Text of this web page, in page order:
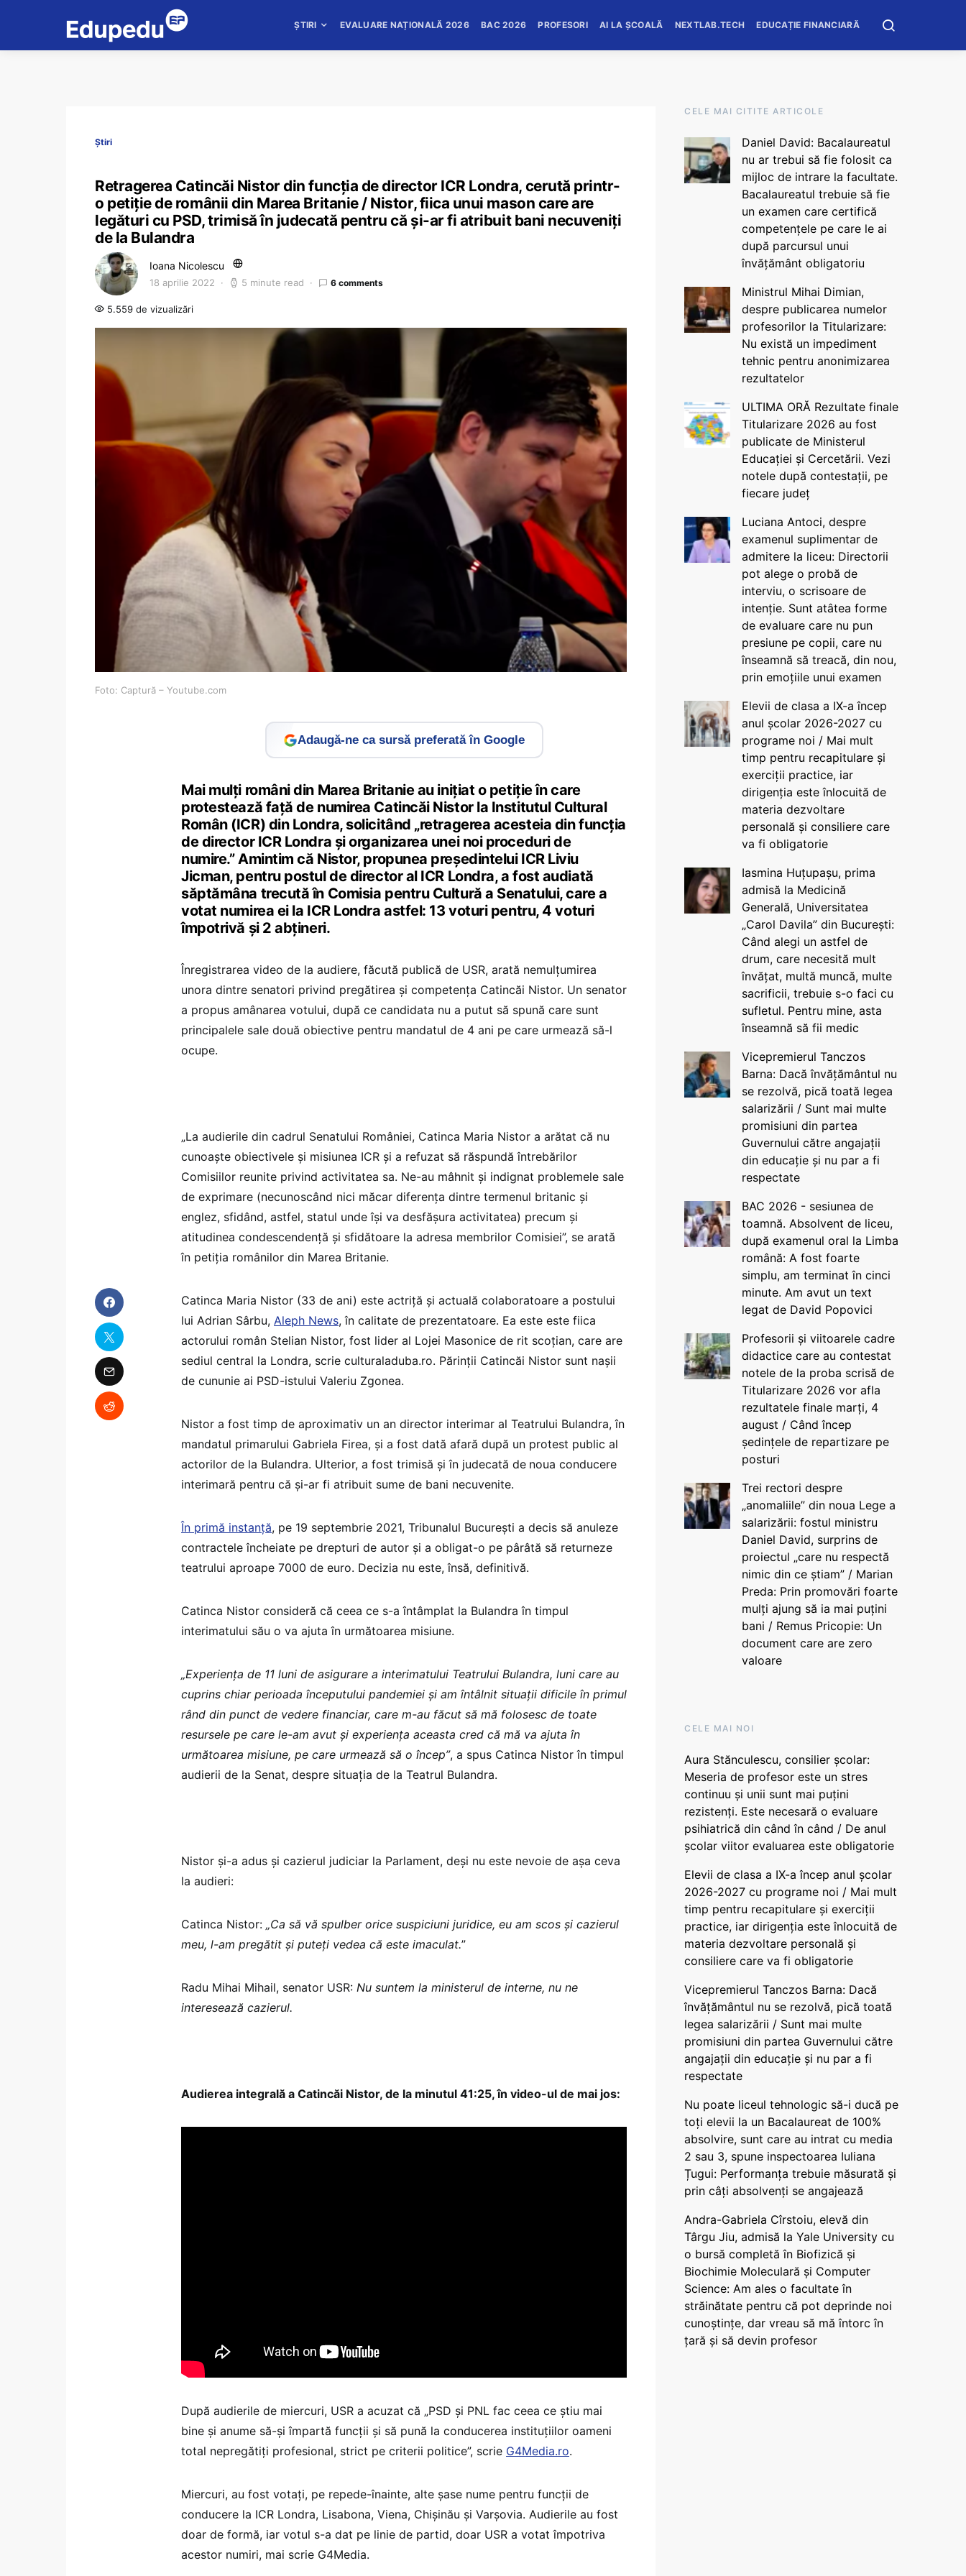
ȘTIRI EVALUARE NAȚIONALĂ 2026 BAC 2026 PROFESORI AI LA ȘCOALĂ NEXTLAB.TECH EDUCAȚIE FINANCIARĂ
Știri
Retragerea Catincăi Nistor din funcția de director ICR Londra, cerută printr-
o petiție de românii din Marea Britanie / Nistor, fiica unui mason care are
legături cu PSD, trimisă în judecată pentru că și-ar fi atribuit bani necuveniți
de la Bulandra
Ioana Nicolescu
18 aprilie 2022 5 minute read 6 comments
5.559 de vizualizări
Foto: Captură – Youtube.com
Adaugă-ne ca sursă preferată în Google
Mai mulți români din Marea Britanie au inițiat o petiție în care
protestează față de numirea Catincăi Nistor la Institutul Cultural
Român (ICR) din Londra, solicitând „retragerea acesteia din funcția
de director ICR Londra și organizarea unei noi proceduri de
numire.” Amintim că Nistor, propunea președintelui ICR Liviu
Jicman, pentru postul de director al ICR Londra, a fost audiată
săptămâna trecută în Comisia pentru Cultură a Senatului, care a
votat numirea ei la ICR Londra astfel: 13 voturi pentru, 4 voturi
împotrivă și 2 abțineri.
Înregistrarea video de la audiere, făcută publică de USR, arată nemulțumirea
unora dintre senatori privind pregătirea și competența Catincăi Nistor. Un senator
a propus amânarea votului, după ce candidata nu a putut să spună care sunt
principalele sale două obiective pentru mandatul de 4 ani pe care urmează să-l
ocupe.
„La audierile din cadrul Senatului României, Catinca Maria Nistor a arătat că nu
cunoaște obiectivele și misiunea ICR și a refuzat să răspundă întrebărilor
Comisiilor reunite privind activitatea sa. Ne-au mâhnit și indignat problemele sale
de exprimare (necunoscând nici măcar diferența dintre termenul britanic și
englez, sfidând, astfel, statul unde își va desfășura activitatea) precum și
atitudinea condescendență și sfidătoare la adresa membrilor Comisiei”, se arată
în petiția românilor din Marea Britanie.
Catinca Maria Nistor (33 de ani) este actriță și actuală colaboratoare a postului
lui Adrian Sârbu, Aleph News, în calitate de prezentatoare. Ea este este fiica
actorului român Stelian Nistor, fost lider al Lojei Masonice de rit scoțian, care are
sediul central la Londra, scrie culturaladuba.ro. Părinții Catincăi Nistor sunt nașii
de cununie ai PSD-istului Valeriu Zgonea.
Nistor a fost timp de aproximativ un an director interimar al Teatrului Bulandra, în
mandatul primarului Gabriela Firea, și a fost dată afară după un protest public al
actorilor de la Bulandra. Ulterior, a fost trimisă și în judecată de noua conducere
interimară pentru că și-ar fi atribuit sume de bani necuvenite.
În primă instanță, pe 19 septembrie 2021, Tribunalul București a decis să anuleze
contractele încheiate pe drepturi de autor și a obligat-o pe pârâtă să returneze
teatrului aproape 7000 de euro. Decizia nu este, însă, definitivă.
Catinca Nistor consideră că ceea ce s-a întâmplat la Bulandra în timpul
interimatului său o va ajuta în următoarea misiune.
„Experiența de 11 luni de asigurare a interimatului Teatrului Bulandra, luni care au
cuprins chiar perioada începutului pandemiei și am întâlnit situații dificile în primul
rând din punct de vedere financiar, care m-au făcut să mă folosesc de toate
resursele pe care le-am avut și experiența aceasta cred că mă va ajuta în
următoarea misiune, pe care urmează să o încep”, a spus Catinca Nistor în timpul
audierii de la Senat, despre situația de la Teatrul Bulandra.
Nistor și-a adus și cazierul judiciar la Parlament, deși nu este nevoie de așa ceva
la audieri:
Catinca Nistor: „Ca să vă spulber orice suspiciuni juridice, eu am scos și cazierul
meu, l-am pregătit și puteți vedea că este imaculat.”
Radu Mihai Mihail, senator USR: Nu suntem la ministerul de interne, nu ne
interesează cazierul.
Audierea integrală a Catincăi Nistor, de la minutul 41:25, în video-ul de mai jos:
După audierile de miercuri, USR a acuzat că „PSD şi PNL fac ceea ce ştiu mai
bine şi anume să-şi împartă funcţii şi să pună la conducerea instituţiilor oameni
total nepregătiţi profesional, strict pe criterii politice”, scrie G4Media.ro.
Miercuri, au fost votaţi, pe repede-înainte, alte şase nume pentru funcţii de
conducere la ICR Londra, Lisabona, Viena, Chişinău şi Varşovia. Audierile au fost
doar de formă, iar votul s-a dat pe linie de partid, doar USR a votat împotriva
acestor numiri, mai scrie G4Media.
CELE MAI CITITE ARTICOLE
Daniel David: Bacalaureatul
nu ar trebui să fie folosit ca
mijloc de intrare la facultate.
Bacalaureatul trebuie să fie
un examen care certifică
competențele pe care le ai
după parcursul unui
învățământ obligatoriu
Ministrul Mihai Dimian,
despre publicarea numelor
profesorilor la Titularizare:
Nu există un impediment
tehnic pentru anonimizarea
rezultatelor
ULTIMA ORĂ Rezultate finale
Titularizare 2026 au fost
publicate de Ministerul
Educației și Cercetării. Vezi
notele după contestații, pe
fiecare județ
Luciana Antoci, despre
examenul suplimentar de
admitere la liceu: Directorii
pot alege o probă de
interviu, o scrisoare de
intenție. Sunt atâtea forme
de evaluare care nu pun
presiune pe copii, care nu
înseamnă să treacă, din nou,
prin emoțiile unui examen
Elevii de clasa a IX-a încep
anul școlar 2026-2027 cu
programe noi / Mai mult
timp pentru recapitulare și
exerciții practice, iar
dirigenția este înlocuită de
materia dezvoltare
personală și consiliere care
va fi obligatorie
Iasmina Huțupașu, prima
admisă la Medicină
Generală, Universitatea
„Carol Davila” din București:
Când alegi un astfel de
drum, care necesită mult
învățat, multă muncă, multe
sacrificii, trebuie s-o faci cu
sufletul. Pentru mine, asta
înseamnă să fii medic
Vicepremierul Tanczos
Barna: Dacă învățământul nu
se rezolvă, pică toată legea
salarizării / Sunt mai multe
promisiuni din partea
Guvernului către angajații
din educație și nu par a fi
respectate
BAC 2026 - sesiunea de
toamnă. Absolvent de liceu,
după examenul oral la Limba
română: A fost foarte
simplu, am terminat în cinci
minute. Am avut un text
legat de David Popovici
Profesorii și viitoarele cadre
didactice care au contestat
notele de la proba scrisă de
Titularizare 2026 vor afla
rezultatele finale marți, 4
august / Când încep
ședințele de repartizare pe
posturi
Trei rectori despre
„anomaliile” din noua Lege a
salarizării: fostul ministru
Daniel David, surprins de
proiectul „care nu respectă
nimic din ce știam” / Marian
Preda: Prin promovări foarte
mulți ajung să ia mai puțini
bani / Remus Pricopie: Un
document care are zero
valoare
CELE MAI NOI
Aura Stănculescu, consilier școlar:
Meseria de profesor este un stres
continuu și unii sunt mai puțini
rezistenți. Este necesară o evaluare
psihiatrică din când în când / De anul
școlar viitor evaluarea este obligatorie
Elevii de clasa a IX-a încep anul școlar
2026-2027 cu programe noi / Mai mult
timp pentru recapitulare și exerciții
practice, iar dirigenția este înlocuită de
materia dezvoltare personală și
consiliere care va fi obligatorie
Vicepremierul Tanczos Barna: Dacă
învățământul nu se rezolvă, pică toată
legea salarizării / Sunt mai multe
promisiuni din partea Guvernului către
angajații din educație și nu par a fi
respectate
Nu poate liceul tehnologic să-i ducă pe
toți elevii la un Bacalaureat de 100%
absolvire, sunt care au intrat cu media
2 sau 3, spune inspectoarea Iuliana
Țugui: Performanța trebuie măsurată și
prin câți absolvenți se angajează
Andra-Gabriela Cîrstoiu, elevă din
Târgu Jiu, admisă la Yale University cu
o bursă completă în Biofizică și
Biochimie Moleculară și Computer
Science: Am ales o facultate în
străinătate pentru că pot deprinde noi
cunoștințe, dar vreau să mă întorc în
țară și să devin profesor